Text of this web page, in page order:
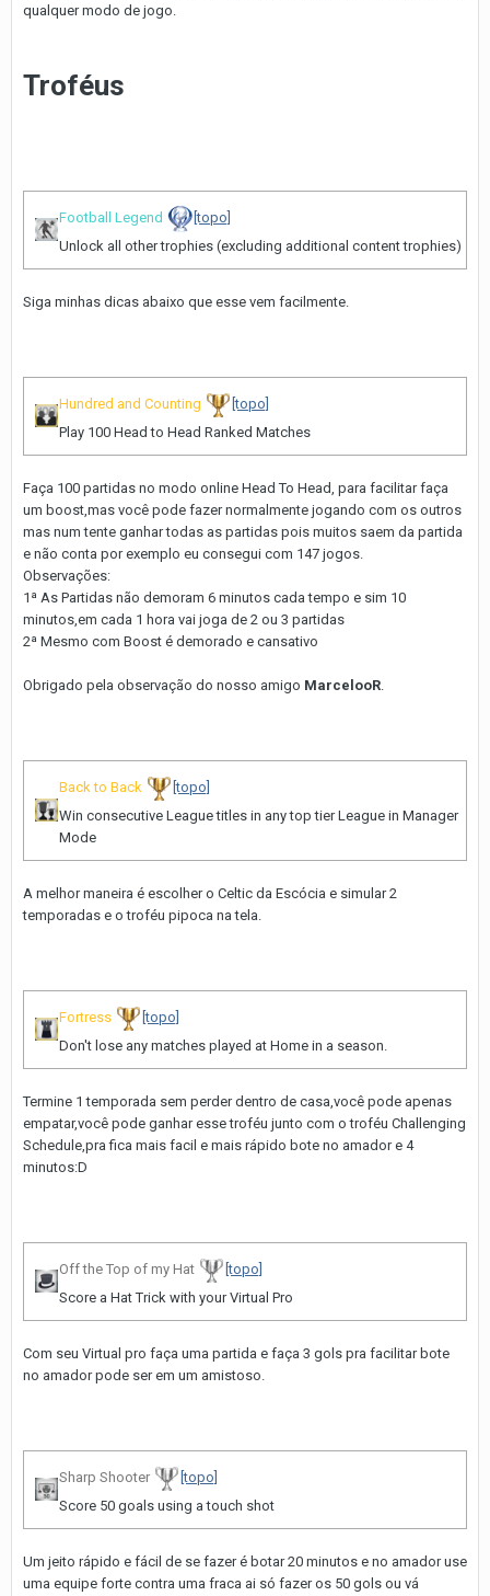
qualquer modo de jogo.
Troféus
Football Legend
[topo]
Unlock all other trophies (excluding additional content trophies)
Siga minhas dicas abaixo que esse vem facilmente.
Hundred and Counting
[topo]
Play 100 Head to Head Ranked Matches
Faça 100 partidas no modo online Head To Head, para facilitar faça
um boost,mas você pode fazer normalmente jogando com os outros
mas num tente ganhar todas as partidas pois muitos saem da partida
e não conta por exemplo eu consegui com 147 jogos.
Observações:
1ª As Partidas não demoram 6 minutos cada tempo e sim 10
minutos,em cada 1 hora vai joga de 2 ou 3 partidas
2ª Mesmo com Boost é demorado e cansativo
Obrigado pela observação do nosso amigo MarcelooR.
Back to Back
[topo]
Win consecutive League titles in any top tier League in Manager
Mode
A melhor maneira é escolher o Celtic da Escócia e simular 2
temporadas e o troféu pipoca na tela.
Fortress
[topo]
Don't lose any matches played at Home in a season.
Termine 1 temporada sem perder dentro de casa,você pode apenas
empatar,você pode ganhar esse troféu junto com o troféu Challenging
Schedule,pra fica mais facil e mais rápido bote no amador e 4
minutos:D
Off the Top of my Hat
[topo]
Score a Hat Trick with your Virtual Pro
Com seu Virtual pro faça uma partida e faça 3 gols pra facilitar bote
no amador pode ser em um amistoso.
Sharp Shooter
[topo]
Score 50 goals using a touch shot
Um jeito rápido e fácil de se fazer é botar 20 minutos e no amador use
uma equipe forte contra uma fraca ai só fazer os 50 gols ou vá